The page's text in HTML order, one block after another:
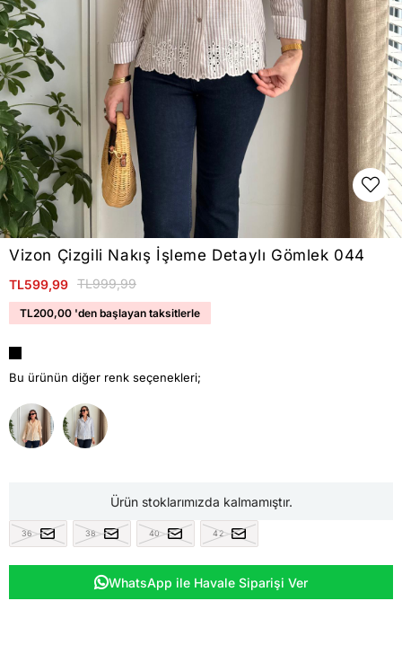
Vizon Çizgili Nakış İşleme Detaylı Gömlek 044
TL999,99
TL599,99
TL200,00 'den başlayan taksitlerle
Bu ürünün diğer renk seçenekleri;
Ürün stoklarımızda kalmamıştır.
36 38 40 42
WhatsApp ile Havale Siparişi Ver